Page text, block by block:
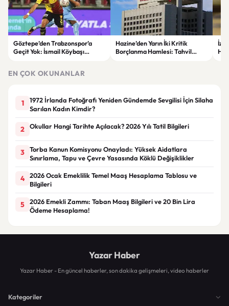
Göztepe’den Trabzonspor’a
Geçit Yok: İsmail Köybaşı
Hazine’den Yarın İki Kritik
Borçlanma Hamlesi: Tahvil
EN ÇOK OKUNANLAR
1
1972 İrlanda Fotoğrafı Yeniden Gündemde Sevgilisi İçin Silaha
Sarılan Kadın Kimdir?
2 Okullar Hangi Tarihte Açılacak? 2026 Yılı Tatil Bilgileri
3
Torba Kanun Komisyonu Onayladı: Yüksek Aidatlara
Sınırlama, Tapu ve Çevre Yasasında Köklü Değişiklikler
4
2026 Ocak Emeklilik Temel Maaş Hesaplama Tablosu ve
Bilgileri
5
2026 Emekli Zammı: Taban Maaş Bilgileri ve 20 Bin Lira
Ödeme Hesaplama!
Yazar Haber
Yazar Haber - En güncel haberler, son dakika gelişmeleri, video haberler
Kategoriler